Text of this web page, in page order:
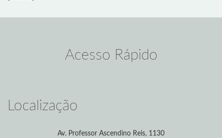
Acesso Rápido
Localização
Av. Professor Ascendino Reis, 1130